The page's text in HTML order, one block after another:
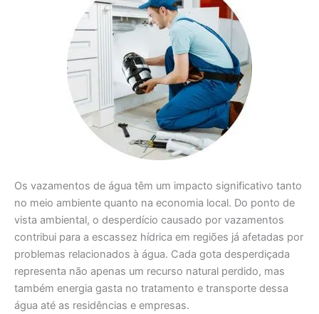
Os vazamentos de água têm um impacto significativo tanto
no meio ambiente quanto na economia local. Do ponto de
vista ambiental, o desperdício causado por vazamentos
contribui para a escassez hídrica em regiões já afetadas por
problemas relacionados à água. Cada gota desperdiçada
representa não apenas um recurso natural perdido, mas
também energia gasta no tratamento e transporte dessa
água até as residências e empresas.